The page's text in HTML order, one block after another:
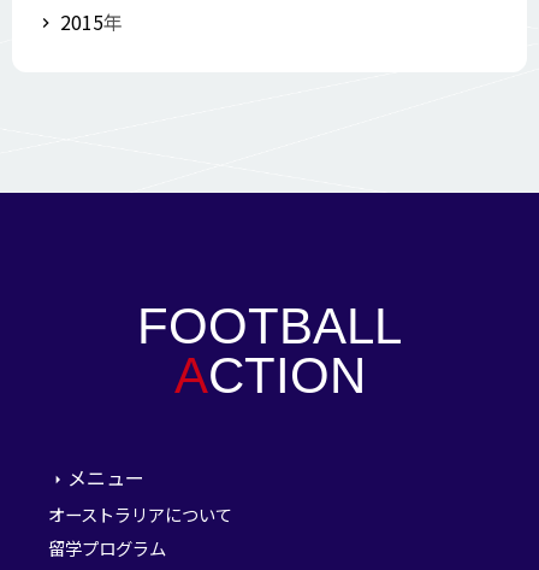
2015年
FOOTBALL
ACTION
メニュー
オーストラリアについて
留学プログラム